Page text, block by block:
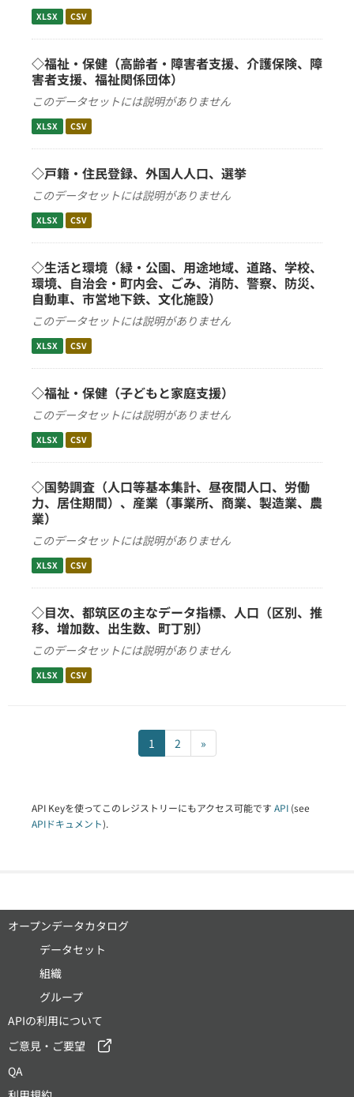
XLSX CSV
◇福祉・保健（高齢者・障害者支援、介護保険、障
害者支援、福祉関係団体）
このデータセットには説明がありません
XLSX CSV
◇戸籍・住民登録、外国人人口、選挙
このデータセットには説明がありません
XLSX CSV
◇生活と環境（緑・公園、用途地域、道路、学校、
環境、自治会・町内会、ごみ、消防、警察、防災、
自動車、市営地下鉄、文化施設）
このデータセットには説明がありません
XLSX CSV
◇福祉・保健（子どもと家庭支援）
このデータセットには説明がありません
XLSX CSV
◇国勢調査（人口等基本集計、昼夜間人口、労働
力、居住期間）、産業（事業所、商業、製造業、農
業）
このデータセットには説明がありません
XLSX CSV
◇目次、都筑区の主なデータ指標、人口（区別、推
移、増加数、出生数、町丁別）
このデータセットには説明がありません
XLSX CSV
1 2 »
API Keyを使ってこのレジストリーにもアクセス可能です API (see
APIドキュメント).
オープンデータカタログ
データセット
組織
グループ
APIの利用について
ご意見・ご要望
QA